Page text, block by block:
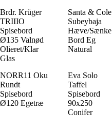
Brdr. Krüger
TRIIIO
Spisebord
Ø135 Valnød
Olieret/Klar
Glas
Santa & Cole
Subeybaja
Hæve/Sænke
Bord Eg
Natural
NORR11 Oku
Rundt
Spisebord
Ø120 Egetræ
Eva Solo
Taffel
Spisebord
90x250
Conifer